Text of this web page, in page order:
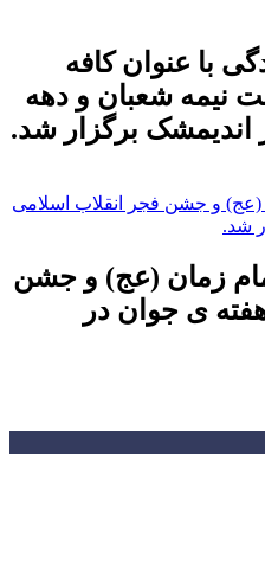
با عنوان کافه
نیمه شعبان و دهه
برگزار شد.
زمان (عج) و جشن
ی جوان در